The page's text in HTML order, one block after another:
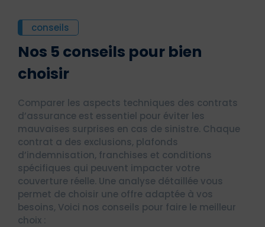
conseils
Nos 5 conseils pour bien
choisir
Comparer les aspects techniques des contrats
d’assurance est essentiel pour éviter les
mauvaises surprises en cas de sinistre. Chaque
contrat a des exclusions, plafonds
d’indemnisation, franchises et conditions
spécifiques qui peuvent impacter votre
couverture réelle. Une analyse détaillée vous
permet de choisir une offre adaptée à vos
besoins, Voici nos conseils pour faire le meilleur
choix :